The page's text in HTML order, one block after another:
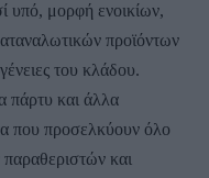
υπό, μορφή ενοικίων,
προϊόντων
του κλάδου.
πάρτυ και άλλα
που προσελκύουν όλο
και